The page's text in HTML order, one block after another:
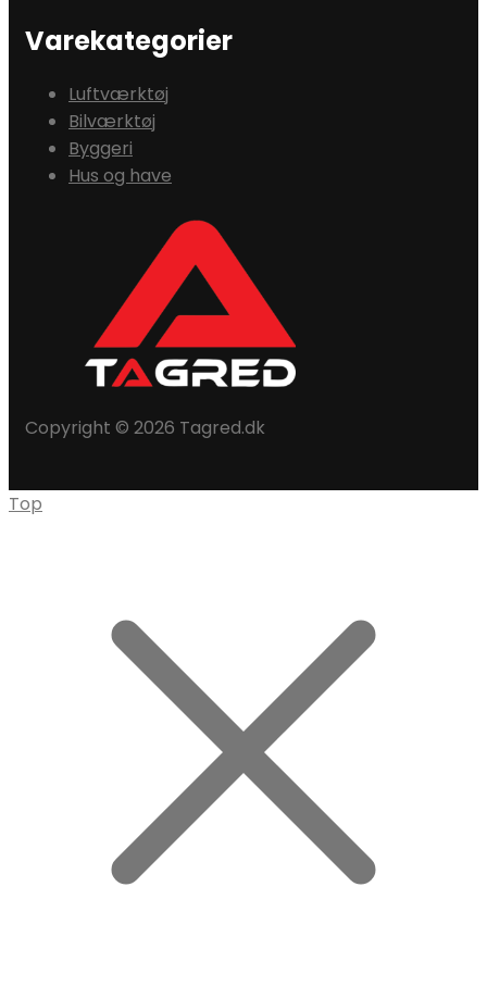
Varekategorier
Luftværktøj
Bilværktøj
Byggeri
Hus og have
Copyright © 2026 Tagred.dk
Top